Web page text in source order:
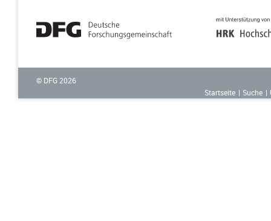
© DFG 2026
Startseite
Suche